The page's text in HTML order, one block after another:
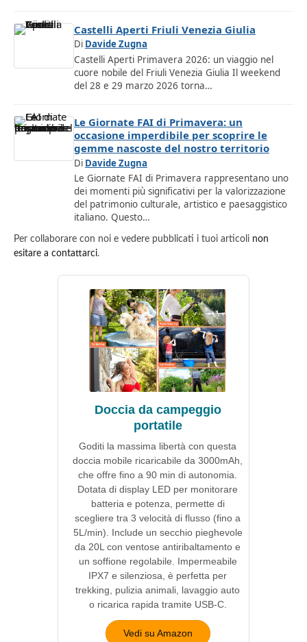
Castelli Aperti Friuli Venezia Giulia
Di Davide Zugna
Castelli Aperti Primavera 2026: un viaggio nel
cuore nobile del Friuli Venezia Giulia Il weekend
del 28 e 29 marzo 2026 torna…
Le Giornate FAI di Primavera: un
occasione imperdibile per scoprire le
gemme nascoste del nostro territorio
Di Davide Zugna
Le Giornate FAI di Primavera rappresentano uno
dei momenti più significativi per la valorizzazione
del patrimonio culturale, artistico e paesaggistico
italiano. Questo…
Per collaborare con noi e vedere pubblicati i tuoi articoli non
esitare a contattarci.
Doccia da campeggio
portatile
Goditi la massima libertà con questa
doccia mobile ricaricabile da 3000mAh,
che offre fino a 90 min di autonomia.
Dotata di display LED per monitorare
batteria e potenza, permette di
scegliere tra 3 velocità di flusso (fino a
5L/min). Include un secchio pieghevole
da 20L con ventose antiribaltamento e
un soffione regolabile. Impermeabile
IPX7 e silenziosa, è perfetta per
trekking, pulizia animali, lavaggio auto
o ricarica rapida tramite USB-C.
Vedi su Amazon